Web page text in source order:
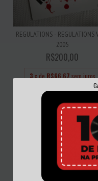
REGULATIONS - REGULATIONS
2005
R$200,00
3 x de R$66,67 sem juros